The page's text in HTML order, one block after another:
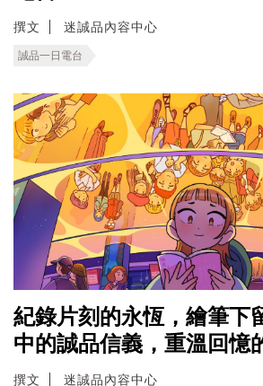
撰文 迷誠品內容中心
誠品一日電台
紀錄片刻的永恆，繪筆下
中的誠品信義，重溫回憶
撰文 迷誠品內容中心